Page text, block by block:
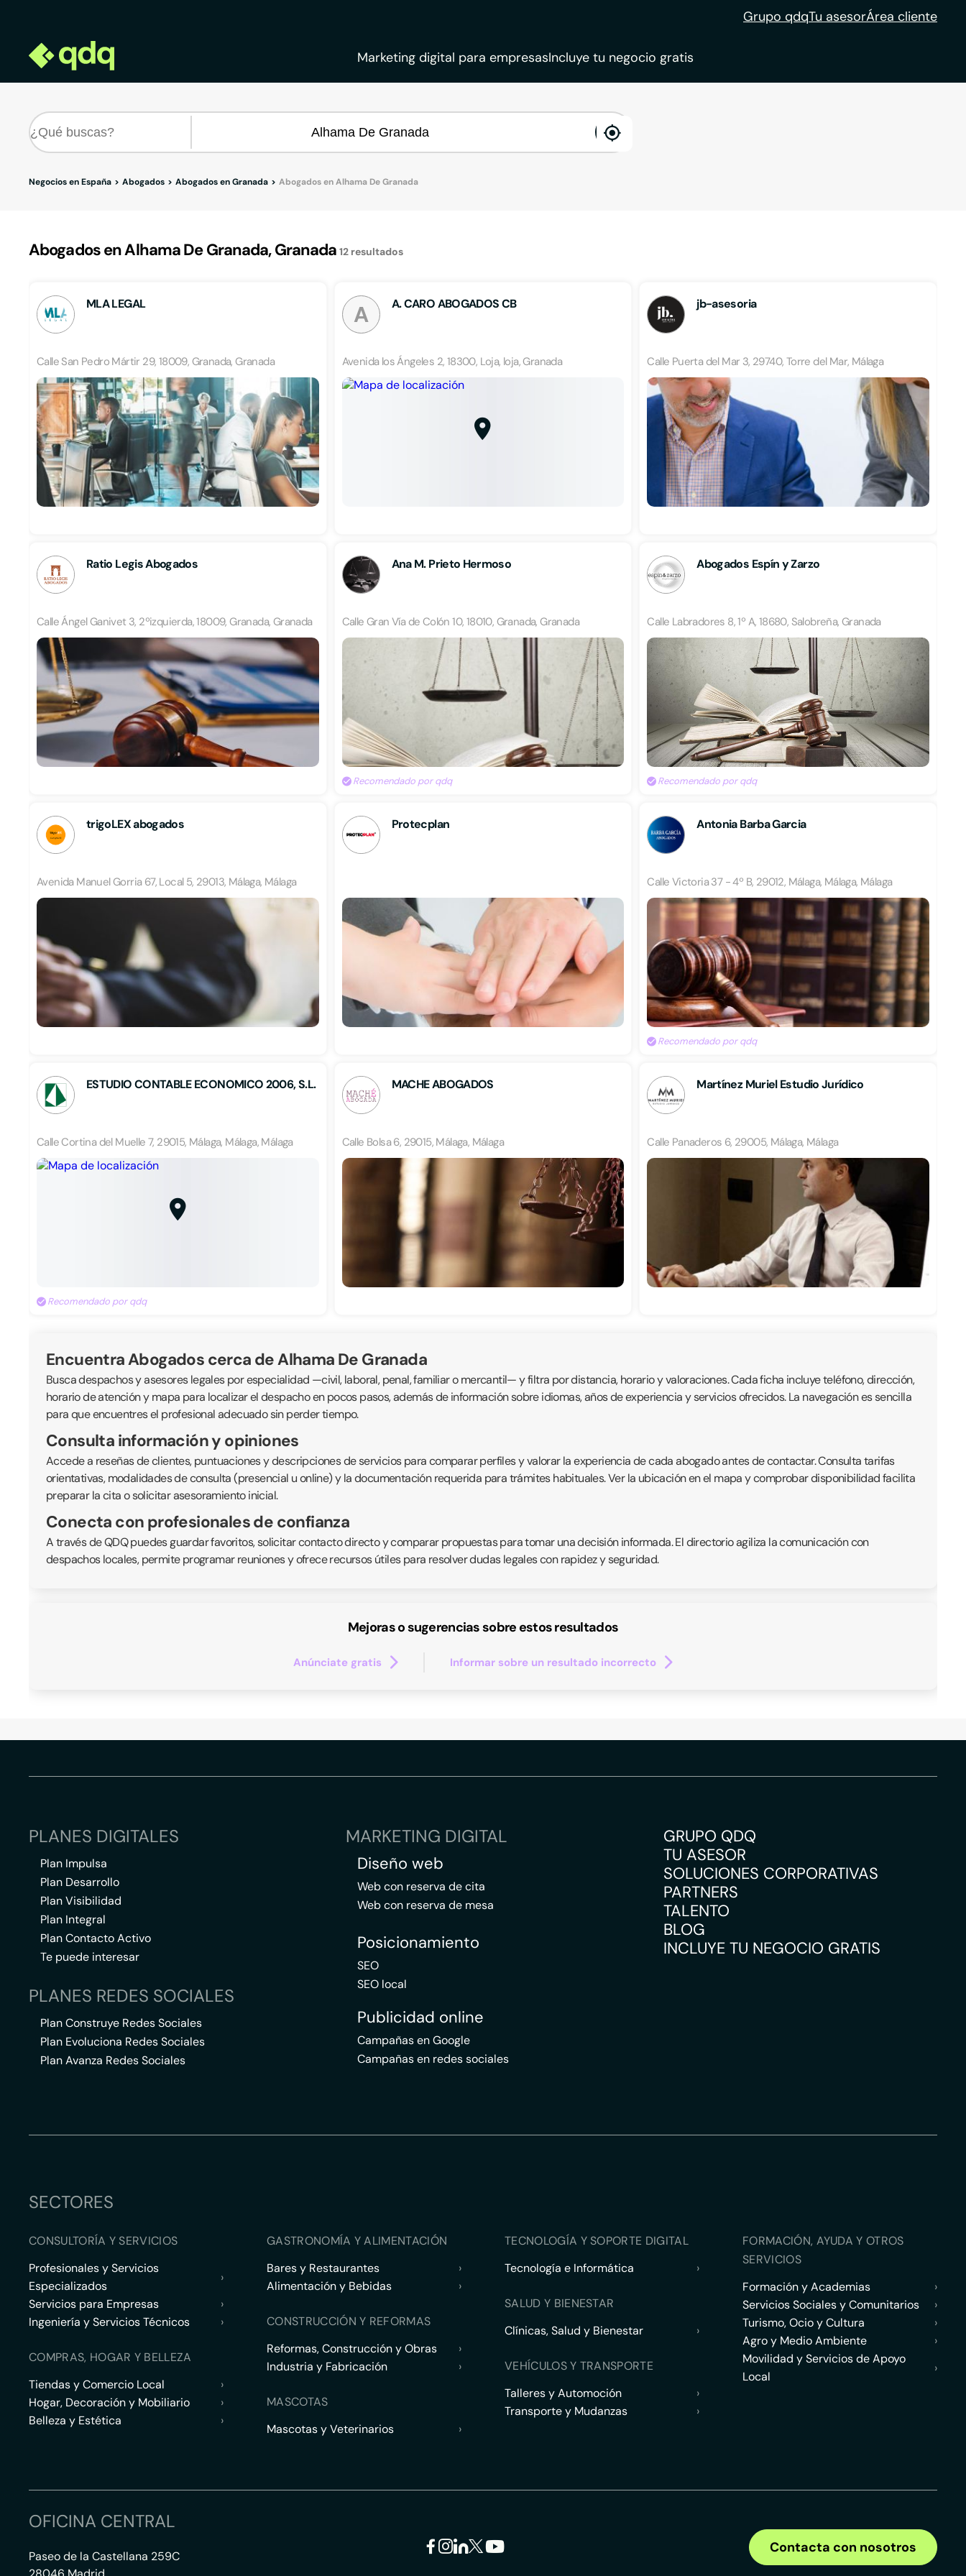
Grupo qdqTu asesorÁrea cliente
Marketing digital para empresasIncluye tu negocio gratis
enable
Negocios en España Abogados Abogados en Granada Abogados en Alhama De Granada
Abogados en Alhama De Granada, Granada 12 resultados
MLA LEGAL
Calle San Pedro Mártir 29, 18009, Granada, Granada
A A. CARO ABOGADOS CB
Avenida los Ángeles 2, 18300, Loja, loja, Granada
jb-asesoria
Calle Puerta del Mar 3, 29740, Torre del Mar, Málaga
Ratio Legis Abogados
Calle Ángel Ganivet 3, 2ºizquierda, 18009, Granada, Granada
Ana M. Prieto Hermoso
Calle Gran Vía de Colón 10, 18010, Granada, Granada
Recomendado por qdq
Abogados Espín y Zarzo
Calle Labradores 8, 1º A, 18680, Salobreña, Granada
Recomendado por qdq
trigoLEX abogados
Avenida Manuel Gorria 67, Local 5, 29013, Málaga, Málaga
Protecplan Antonia Barba Garcia
Calle Victoria 37 - 4º B, 29012, Málaga, Málaga, Málaga
Recomendado por qdq
ESTUDIO CONTABLE ECONOMICO 2006, S.L.
Calle Cortina del Muelle 7, 29015, Málaga, Málaga, Málaga
Recomendado por qdq
MACHE ABOGADOS
Calle Bolsa 6, 29015, Málaga, Málaga
Martínez Muriel Estudio Jurídico
Calle Panaderos 6, 29005, Málaga, Málaga
Encuentra Abogados cerca de Alhama De Granada
Busca despachos y asesores legales por especialidad —civil, laboral, penal, familiar o mercantil— y filtra por distancia, horario y valoraciones. Cada ficha incluye teléfono, dirección,
horario de atención y mapa para localizar el despacho en pocos pasos, además de información sobre idiomas, años de experiencia y servicios ofrecidos. La navegación es sencilla
para que encuentres el profesional adecuado sin perder tiempo.
Consulta información y opiniones
Accede a reseñas de clientes, puntuaciones y descripciones de servicios para comparar perfiles y valorar la experiencia de cada abogado antes de contactar. Consulta tarifas
orientativas, modalidades de consulta (presencial u online) y la documentación requerida para trámites habituales. Ver la ubicación en el mapa y comprobar disponibilidad facilita
preparar la cita o solicitar asesoramiento inicial.
Conecta con profesionales de confianza
A través de QDQ puedes guardar favoritos, solicitar contacto directo y comparar propuestas para tomar una decisión informada. El directorio agiliza la comunicación con
despachos locales, permite programar reuniones y ofrece recursos útiles para resolver dudas legales con rapidez y seguridad.
Mejoras o sugerencias sobre estos resultados
Anúnciate gratis Informar sobre un resultado incorrecto
PLANES DIGITALES
Plan Impulsa
Plan Desarrollo
Plan Visibilidad
Plan Integral
Plan Contacto Activo
Te puede interesar
PLANES REDES SOCIALES
Plan Construye Redes Sociales
Plan Evoluciona Redes Sociales
Plan Avanza Redes Sociales
MARKETING DIGITAL
Diseño web
Web con reserva de cita
Web con reserva de mesa
Posicionamiento
SEO
SEO local
Publicidad online
Campañas en Google
Campañas en redes sociales
GRUPO QDQ
TU ASESOR
SOLUCIONES CORPORATIVAS
PARTNERS
TALENTO
BLOG
INCLUYE TU NEGOCIO GRATIS
SECTORES
CONSULTORÍA Y SERVICIOS
Profesionales y Servicios
Especializados
›
Servicios para Empresas
›
Ingeniería y Servicios Técnicos
›
COMPRAS, HOGAR Y BELLEZA
Tiendas y Comercio Local
›
Hogar, Decoración y Mobiliario
›
Belleza y Estética
›
GASTRONOMÍA Y ALIMENTACIÓN
Bares y Restaurantes
›
Alimentación y Bebidas
›
CONSTRUCCIÓN Y REFORMAS
Reformas, Construcción y Obras
›
Industria y Fabricación
›
MASCOTAS
Mascotas y Veterinarios
›
TECNOLOGÍA Y SOPORTE DIGITAL
Tecnología e Informática
›
SALUD Y BIENESTAR
Clínicas, Salud y Bienestar
›
VEHÍCULOS Y TRANSPORTE
Talleres y Automoción
›
Transporte y Mudanzas
›
FORMACIÓN, AYUDA Y OTROS
SERVICIOS
Formación y Academias
›
Servicios Sociales y Comunitarios
›
Turismo, Ocio y Cultura
›
Agro y Medio Ambiente
›
Movilidad y Servicios de Apoyo
Local
›
OFICINA CENTRAL
Paseo de la Castellana 259C
Contacta con nosotros